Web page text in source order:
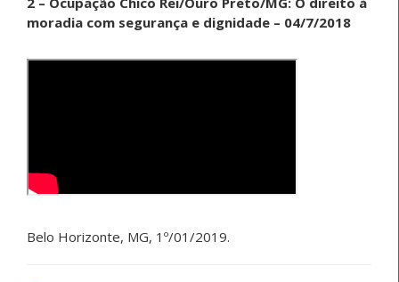
moradia com segurança e dignidade – 04/7/2018
Belo Horizonte, MG, 1º/01/2019.